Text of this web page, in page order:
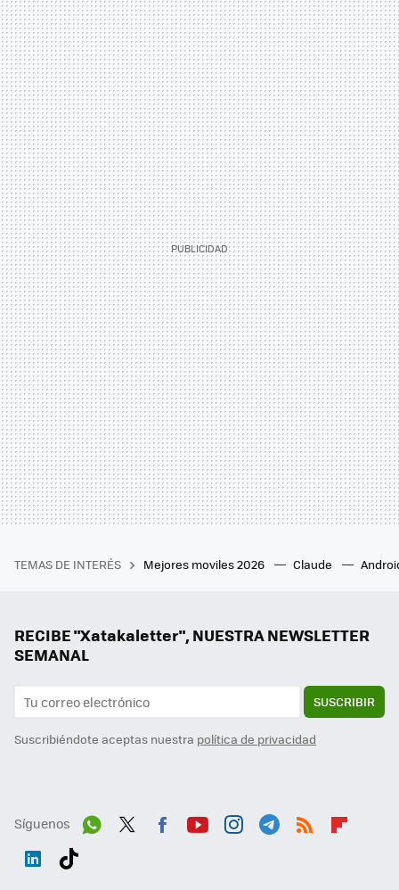
TEMAS DE INTERÉS Mejores moviles 2026 Claude
RECIBE "Xatakaletter", NUESTRA NEWSLETTER
SEMANAL
SUSCRIBIR
Suscribiéndote aceptas nuestra política de privacidad
Síguenos